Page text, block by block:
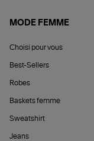
MODE FEMME
Choisi pour vous
Best-Sellers
Robes
Baskets femme
Sweatshirt
Jeans